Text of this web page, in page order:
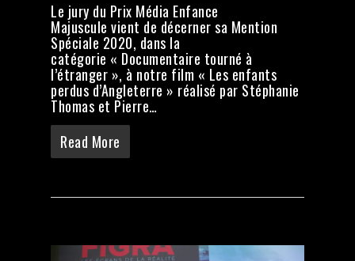
Le jury du Prix Média Enfance
Majuscule vient de décerner sa Mention
Spéciale 2020, dans la
catégorie « Documentaire tourné à
l’étranger », à notre film « Les enfants
perdus d’Angleterre » réalisé par Stéphanie
Thomas et Pierre…
Read More